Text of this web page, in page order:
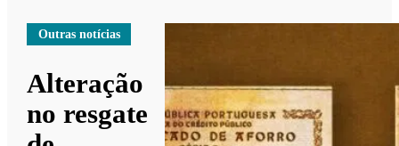
Outras notícias
Alteração
no resgate